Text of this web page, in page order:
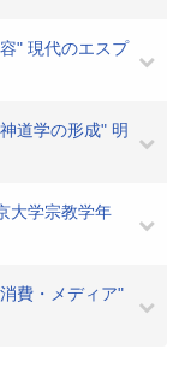
" 現代のエスプ
道学の形成" 明
大学宗教学年
費・メディア"